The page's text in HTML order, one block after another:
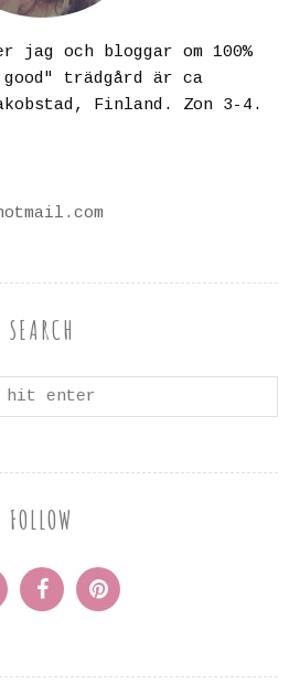
jag och bloggar om 100%
trädgård är ca
Finland. Zon 3-4.
SEARCH
FOLLOW